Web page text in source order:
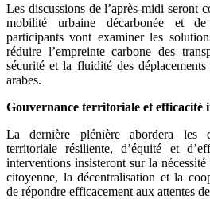
Les discussions de l’après-midi seront
mobilité urbaine décarbonée et
participants vont examiner les
réduire l’empreinte carbone des
sécurité et la fluidité des
arabes.
Gouvernance territoriale et efficacité
La dernière plénière abordera les
territoriale résiliente, d’équité et
interventions insisteront sur la
citoyenne, la décentralisation et la
de répondre efficacement aux attentes